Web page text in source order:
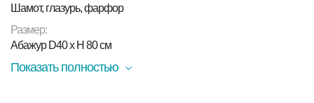
Шамот, глазурь, фарфор
Размер:
Абажур D40 x H 80 см
Показать полностью